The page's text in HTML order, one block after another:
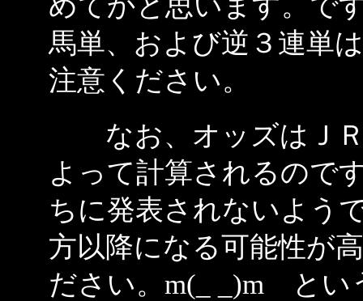
馬単、および逆３連単
注意ください。
なお、オッズはＪＲ
よって計算されるので
ちに発表されないよう
方以降になる可能性が
ださい。m(_ _)m とい